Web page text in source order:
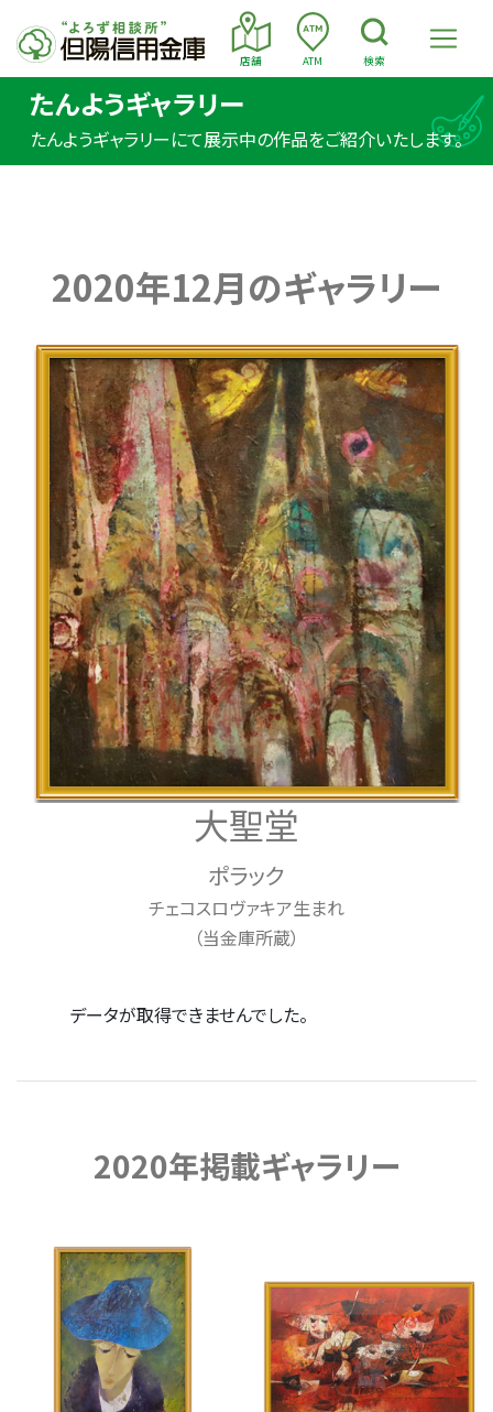
店舗 ATM 検索
たんようギャラリー
たんようギャラリーにて展示中の作品をご紹介いたします。
2020年12月のギャラリー
大聖堂
ポラック
チェコスロヴァキア生まれ
（当金庫所蔵）
データが取得できませんでした。
2020年掲載ギャラリー